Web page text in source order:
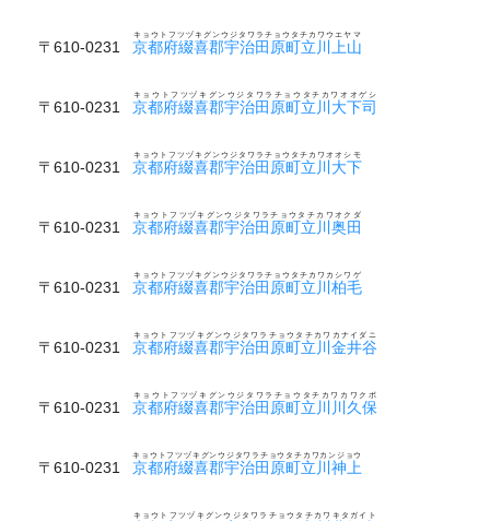
〒610-0231 京都府綴喜郡宇治田原町立川上山
キョウトフツヅキグンウジタワラチョウタチカワウエヤマ
〒610-0231 京都府綴喜郡宇治田原町立川大下司
キョウトフツヅキグンウジタワラチョウタチカワオオゲシ
〒610-0231 京都府綴喜郡宇治田原町立川大下
キョウトフツヅキグンウジタワラチョウタチカワオオシモ
〒610-0231 京都府綴喜郡宇治田原町立川奥田
キョウトフツヅキグンウジタワラチョウタチカワオクダ
〒610-0231 京都府綴喜郡宇治田原町立川柏毛
キョウトフツヅキグンウジタワラチョウタチカワカシワゲ
〒610-0231 京都府綴喜郡宇治田原町立川金井谷
キョウトフツヅキグンウジタワラチョウタチカワカナイダニ
〒610-0231 京都府綴喜郡宇治田原町立川川久保
キョウトフツヅキグンウジタワラチョウタチカワカワクボ
〒610-0231 京都府綴喜郡宇治田原町立川神上
キョウトフツヅキグンウジタワラチョウタチカワカンジョウ
キョウトフツヅキグンウジタワラチョウタチカワキタガイト